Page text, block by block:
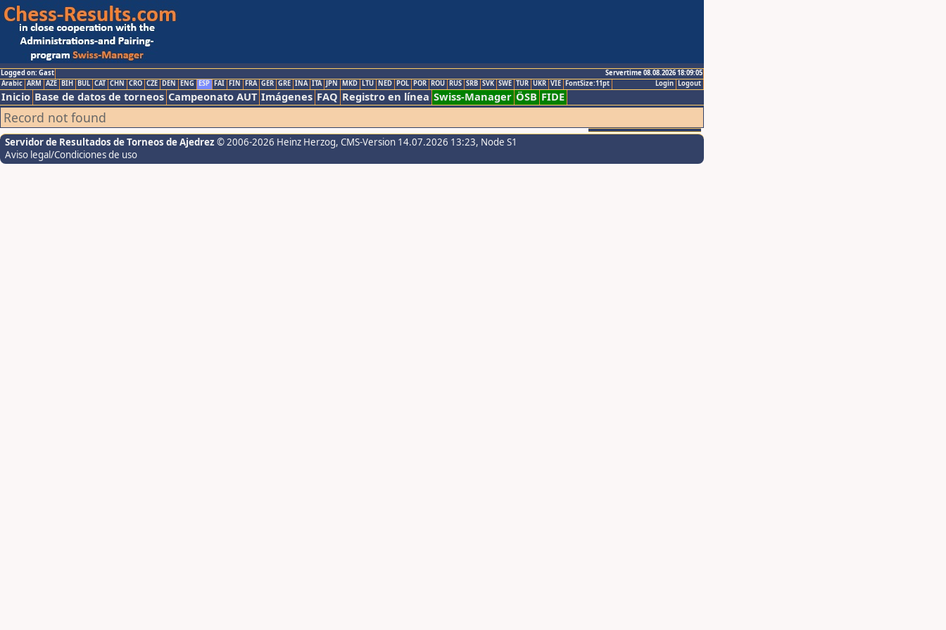
Logged on: Gast
Servertime 08.08.2026 18:09:05
Logout
Login
Arabic ARM AZE BIH BUL CAT CHN CRO CZE DEN ENG ESP FAI FIN FRA GER GRE INA ITA JPN MKD LTU NED POL POR ROU RUS SRB SVK SWE TUR UKR VIE FontSize:11pt
Inicio Base de datos de torneos Campeonato AUT Imágenes FAQ Registro en línea Swiss-Manager ÖSB FIDE
Record not found
Servidor de Resultados de Torneos de Ajedrez © 2006-2026 Heinz Herzog, CMS-Version 14.07.2026 13:23, Node S1
Aviso legal/Condiciones de uso